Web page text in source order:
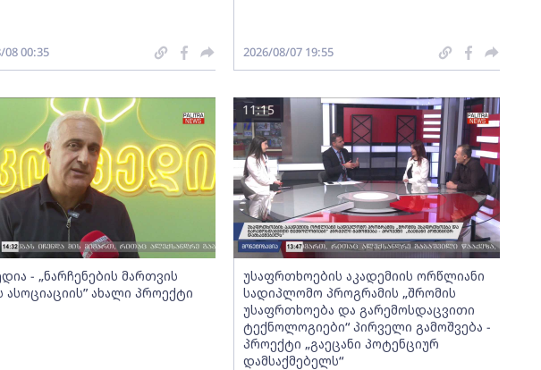
08 00:35 2026/08/07 19:55
- „ნარჩენების მართვის
ასოციაციის” ახალი პროექტი
უსაფრთხოების აკადემიის ორწლიანი
სადიპლომო პროგრამის „შრომის
უსაფრთხოება და გარემოსდაცვითი
ტექნოლოგიები“ პირველი გამოშვება -
პროექტი „გაეცანი პოტენციურ
დამსაქმებელს“
11:15